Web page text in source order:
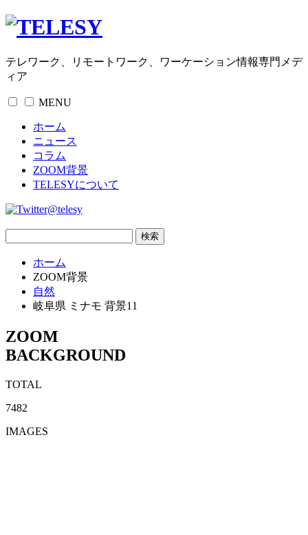
テレワーク、リモートワーク、ワーケーション情報専門メデ
ィア
MENU
ホーム
ニュース
コラム
ZOOM背景
TELESYについて
@telesy
ホーム
ZOOM背景
自然
岐阜県 ミナモ 背景11
ZOOM
BACKGROUND
TOTAL
7482
IMAGES